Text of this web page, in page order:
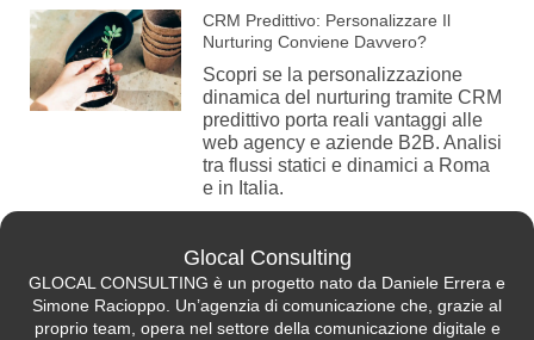
CRM Predittivo: Personalizzare Il
Nurturing Conviene Davvero?
Scopri se la personalizzazione
dinamica del nurturing tramite CRM
predittivo porta reali vantaggi alle
web agency e aziende B2B. Analisi
tra flussi statici e dinamici a Roma
e in Italia.
Glocal Consulting
GLOCAL CONSULTING è un progetto nato da Daniele Errera e
Simone Racioppo. Un’agenzia di comunicazione che, grazie al
proprio team, opera nel settore della comunicazione digitale e